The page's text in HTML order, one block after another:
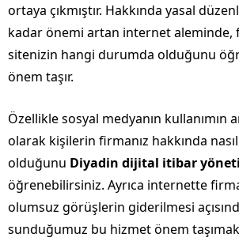
ortaya çıkmıştır. Hakkında yasal
kadar önemi artan internet aleminde,
sitenizin hangi durumda olduğunu
önem taşır.
Özellikle sosyal medyanın kullanımın
olarak kişilerin firmanız hakkında
olduğunu Diyadin dijital itibar
öğrenebilirsiniz. Ayrıca internette
olumsuz görüşlerin giderilmesi
sunduğumuz bu hizmet önem